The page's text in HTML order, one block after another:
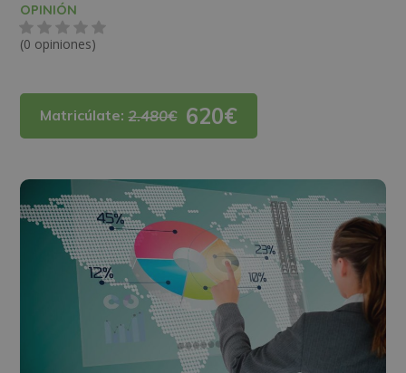
OPINIÓN
(0 opiniones)
Matricúlate:2.480€ 620€